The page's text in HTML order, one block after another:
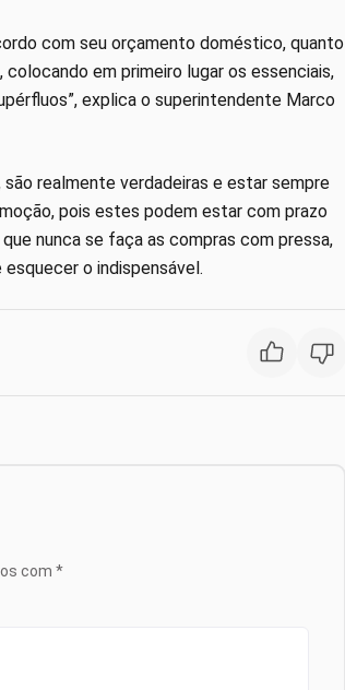
com seu orçamento doméstico, quanto
em primeiro lugar os essenciais,
explica o superintendente Marco
realmente verdadeiras e estar sempre
pois estes podem estar com prazo
nunca se faça as compras com pressa,
o indispensável.
com *